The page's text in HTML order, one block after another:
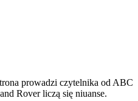
prowadzi czytelnika od ABC
Rover liczą się niuanse.